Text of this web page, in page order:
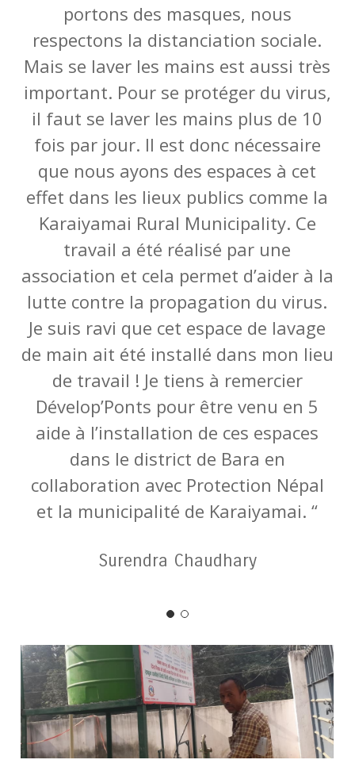
portons des masques, nous
respectons la distanciation sociale.
Mais se laver les mains est aussi très
important. Pour se protéger du virus,
il faut se laver les mains plus de 10
fois par jour. Il est donc nécessaire
que nous ayons des espaces à cet
effet dans les lieux publics comme la
Karaiyamai Rural Municipality. Ce
travail a été réalisé par une
association et cela permet d’aider à la
lutte contre la propagation du virus.
Je suis ravi que cet espace de lavage
de main ait été installé dans mon lieu
de travail ! Je tiens à remercier
Dévelop’Ponts pour être venu en 5
aide à l’installation de ces espaces
dans le district de Bara en
collaboration avec Protection Népal
et la municipalité de Karaiyamai. “
Surendra Chaudhary